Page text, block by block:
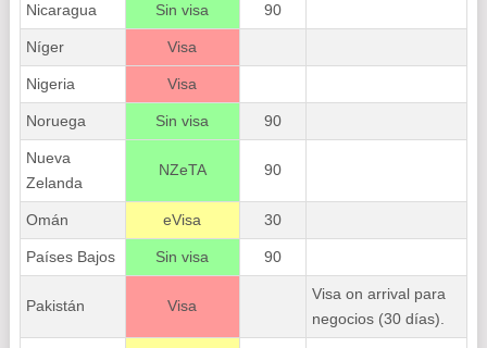
Nicaragua Sin visa 90
Níger Visa
Nigeria Visa
Noruega Sin visa 90
Nueva
Zelanda
NZeTA 90
Omán eVisa 30
Países Bajos Sin visa 90
Pakistán Visa
Visa on arrival para
negocios (30 días).